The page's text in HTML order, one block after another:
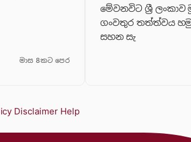
මාස 8කට පෙර
මේවනවිට ශ්‍රී
ගංවතුර තත්ත්වය
සහන සැ
Disclaimer Help